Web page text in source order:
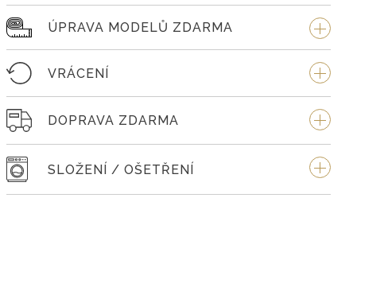
ÚPRAVA MODELŮ ZDARMA
VRÁCENÍ
DOPRAVA ZDARMA
SLOŽENÍ / OŠETŘENÍ